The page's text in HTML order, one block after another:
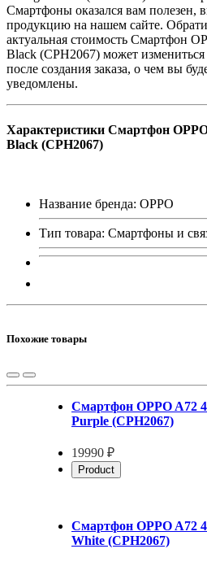
Смартфоны оказался вам полезен,
продукцию на нашем сайте.
актуальная стоимость Смартфон
Black (CPH2067) может измениться
после создания заказа, о чем вы
уведомлены.
Характеристики Смартфон
Black (CPH2067)
Название бренда: OPPO
Тип товара: Смартфоны и
Похожие товары
Смартфон OPPO A72
Purple (CPH2067)
19990 ₽
Product
Смартфон OPPO A72
White (CPH2067)